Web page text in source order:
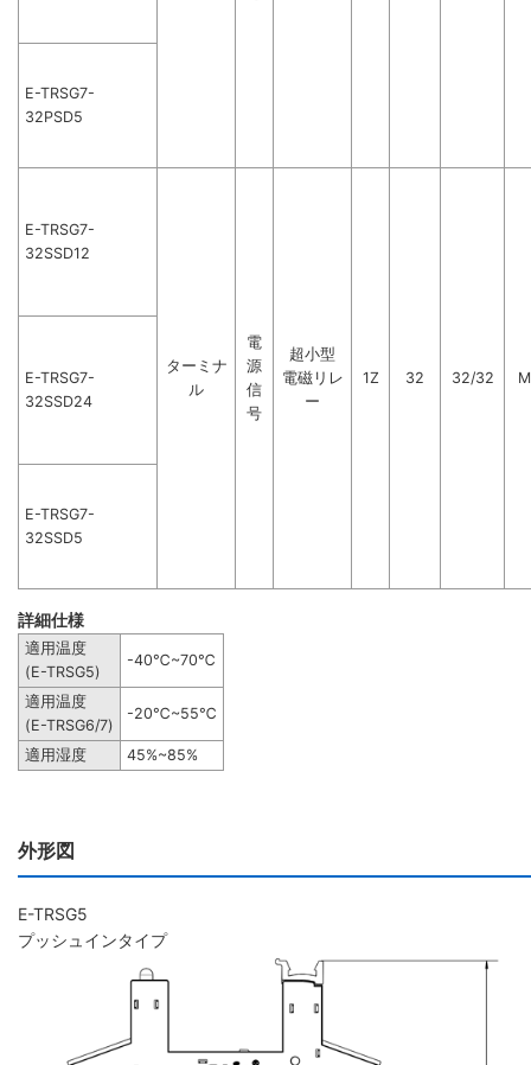
E-TRSG7-
32PSD5
E-TRSG7-
32SSD12
ターミナ
ル
電
源
信
号
超小型
電磁リレ
ー
1Z 32 32/32
E-TRSG7-
32SSD24
E-TRSG7-
32SSD5
詳細仕様
適用温度
(E-TRSG5)
-40℃~70℃
適用温度
(E-TRSG6/7)
-20℃~55℃
適用湿度 45%~85%
外形図
E-TRSG5
プッシュインタイプ